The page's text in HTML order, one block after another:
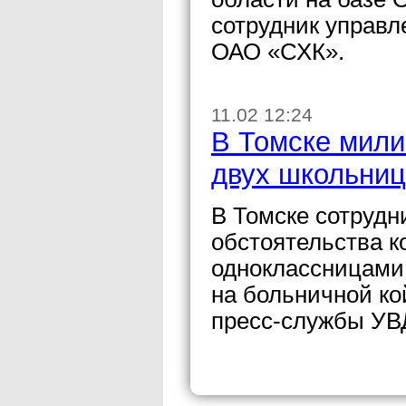
сотрудник
ОАО «СХК».
11.02 12:24
В Томске
двух школьниц
В Томске
обстоятельства
на больничной
пресс-службы